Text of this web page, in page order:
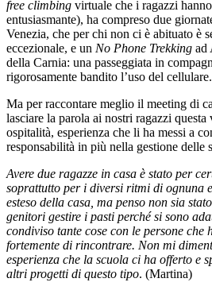
free climbing virtuale che i ragazzi
entusiasmante), ha compreso due
Venezia, che per chi non ci è abituato è
eccezionale, e un No Phone Trekking ad
della Carnia: una passeggiata in
rigorosamente bandito l’uso del cellulare.
Ma per raccontare meglio il meeting di
lasciare la parola ai nostri ragazzi
ospitalità, esperienza che li ha messi a
responsabilità in più nella gestione delle
Avere due ragazze in casa è stato per
soprattutto per i diversi ritmi di ognuna
esteso della casa, ma penso non sia
genitori gestire i pasti perché si sono
condiviso tante cose con le persone che
fortemente di rincontrare. Non mi
esperienza che la scuola ci ha offerto e
altri progetti di questo tipo. (Martina)